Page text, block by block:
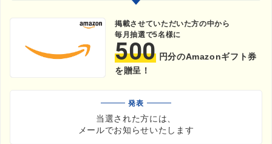
掲載させていただいた方の中から
毎月抽選で5名様に
500 円分のAmazonギフト券
を贈呈！
発表
当選された方には、
メールでお知らせいたします